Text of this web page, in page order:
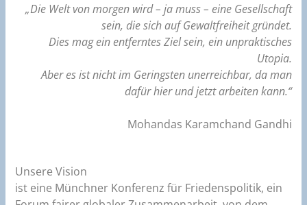
„Die Welt von morgen wird – ja muss – eine Gesellschaft
sein, die sich auf Gewaltfreiheit gründet.
Dies mag ein entferntes Ziel sein, ein unpraktisches
Utopia.
Aber es ist nicht im Geringsten unerreichbar, da man
dafür hier und jetzt arbeiten kann.“
Mohandas Karamchand Gandhi
Unsere Vision
ist eine Münchner Konferenz für Friedenspolitik, ein